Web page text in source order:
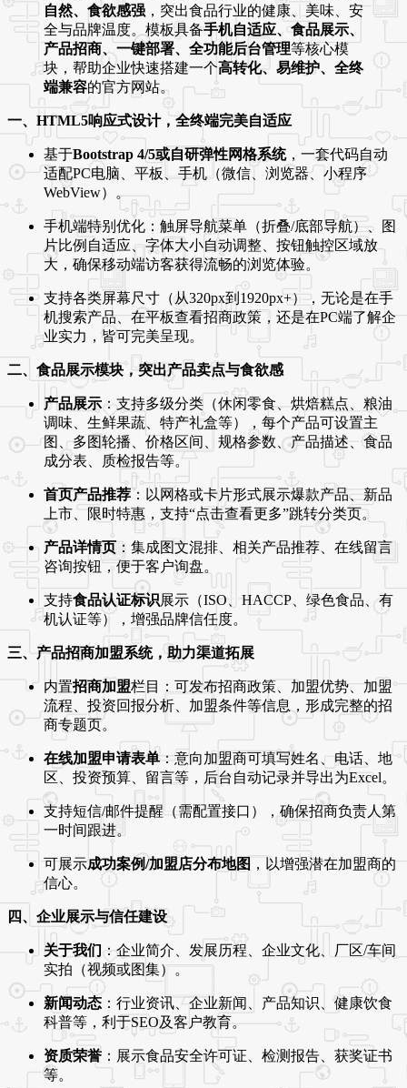
自然、食欲感强 ，突出食品行业的健康、美味、安
全与品牌温度。模板具备手机自适应、食品展示、
产品招商、一键部署、全功能后台管理等核心模
块，帮助企业快速搭建一个高转化、易维护、全终
端兼容的官方网站。
一、HTML5响应式设计，全终端完美自适应
基于Bootstrap 4/5或自研弹性网格系统，一套代码自动
适配PC电脑、平板、手机（微信、浏览器、小程序
WebView）。
手机端特别优化：触屏导航菜单（折叠/底部导航）、图
片比例自适应、字体大小自动调整、按钮触控区域放
大，确保移动端访客获得流畅的浏览体验。
支持各类屏幕尺寸（从320px到1920px+），无论是在手
机搜索产品、在平板查看招商政策，还是在PC端了解企
业实力，皆可完美呈现。
二、食品展示模块，突出产品卖点与食欲感
产品展示 ：支持多级分类（休闲零食、烘焙糕点、粮油
调味、生鲜果蔬、特产礼盒等），每个产品可设置主
图、多图轮播、价格区间、规格参数、产品描述、食品
成分表、质检报告等。
首页产品推荐：以网格或卡片形式展示爆款产品、新品
上市、限时特惠，支持“点击查看更多”跳转分类页。
产品详情页：集成图文混排、相关产品推荐、在线留言
咨询按钮，便于客户询盘。
支持食品认证标识展示（ISO、HACCP、绿色食品、有
机认证等），增强品牌信任度。
三、产品招商加盟系统，助力渠道拓展
内置招商加盟栏目：可发布招商政策、加盟优势、加盟
流程、投资回报分析、加盟条件等信息，形成完整的招
商专题页。
在线加盟申请表单：意向加盟商可填写姓名、电话、地
区、投资预算、留言等，后台自动记录并导出为Excel。
支持短信/邮件提醒（需配置接口），确保招商负责人第
一时间跟进。
可展示成功案例/加盟店分布地图 ，以增强潜在加盟商的
信心。
四、企业展示与信任建设
关于我们：企业简介、发展历程、企业文化、厂区/车间
实拍（视频或图集）。
新闻动态 ：行业资讯、企业新闻、产品知识、健康饮食
科普等，利于SEO及客户教育。
资质荣誉 ：展示食品安全许可证、检测报告、获奖证书
等。